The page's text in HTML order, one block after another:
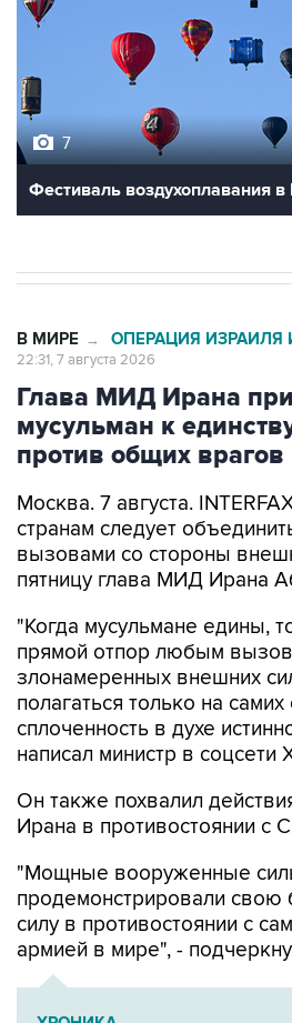
Фестиваль воздухоплавания в
Глава МИД Ирана
мусульман к
против общих врагов
Москва. 7 августа.
вызовами со стороны
пятницу глава МИД Ирана
"Когда мусульмане едины,
злонамеренных внешних
полагаться только на самих
сплоченность в духе
написал министр в соцсети
Он также похвалил
"Мощные вооруженные
силу в противостоянии с
армией в мире", -
ХРОНИКА
Операция Израиля и